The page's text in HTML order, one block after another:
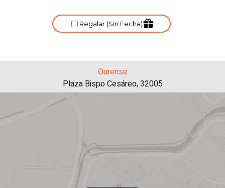
Ourense
Plaza Bispo Cesáreo, 32005